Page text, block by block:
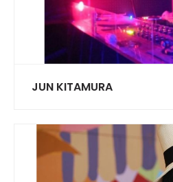
JUN KITAMURA